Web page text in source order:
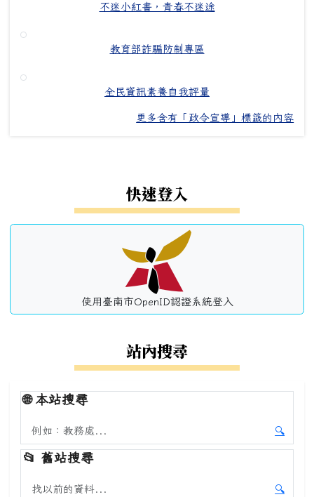
不迷小紅書，青春不迷途
教育部詐騙防制專區
全民資訊素養自我評量
更多含有「政令宣導」標籤的內容
快速登入
使用臺南市OpenID認證系統登入
站內搜尋
🌐本站搜尋
搜尋本站內容
🔍
開始本
📂 舊站搜尋
搜尋舊站內容
🔍